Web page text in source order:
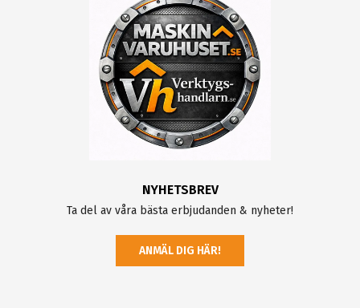
NYHETSBREV
Ta del av våra bästa erbjudanden & nyheter!
ANMÄL DIG HÄR!